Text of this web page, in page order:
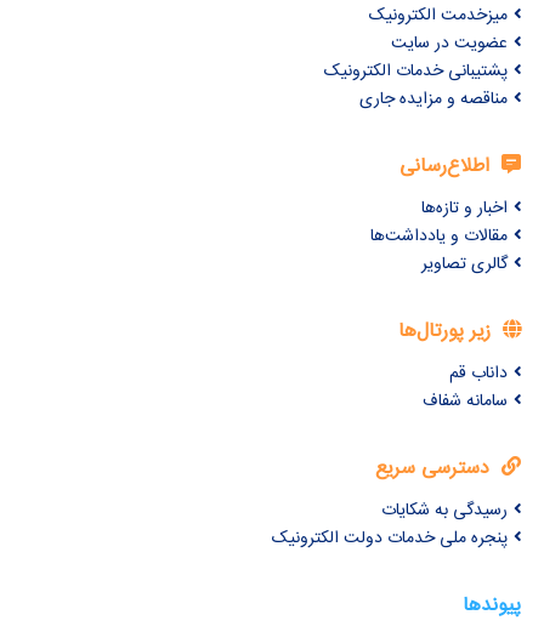
میزخدمت الکترونیک
عضویت در سایت
پشتیبانی خدمات الکترونیک
مناقصه و مزایده جاری
اطلاع‌رسانی
اخبار و تازه‌ها
مقالات و یادداشت‌ها
گالری تصاویر
زیر پورتال‌ها
داناب قم
سامانه شفاف
دسترسی سریع
رسیدگی به شکایات
پنجره ملی خدمات دولت الکترونیک
پیوندها